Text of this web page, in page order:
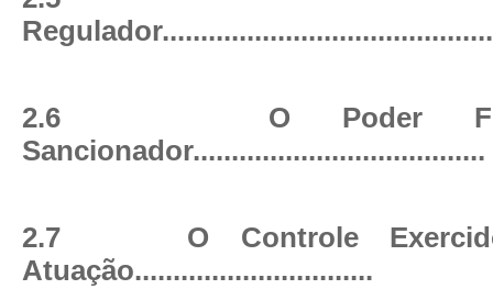
Regulador
2.6
O Poder
Sancionador......................................
2.7
O Controle
Atuação...............................